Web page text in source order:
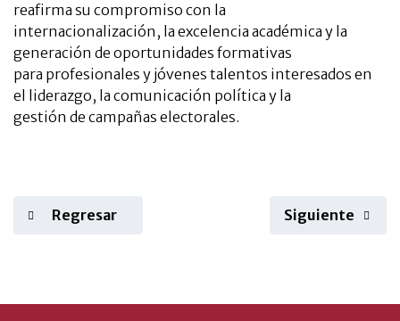
reafirma su compromiso con la
internacionalización, la excelencia académica y la
generación de oportunidades formativas
para profesionales y jóvenes talentos interesados en
el liderazgo, la comunicación política y la
gestión de campañas electorales.
Regresar Siguiente